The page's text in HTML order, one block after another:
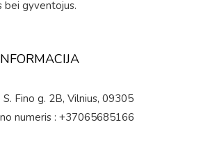
bei gyventojus.
Fino g. 2B, Vilnius, 09305
numeris : +37065685166